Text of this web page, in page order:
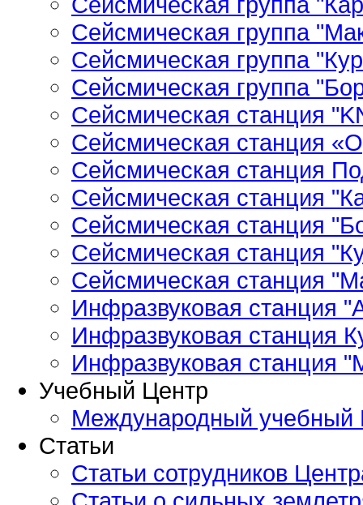
Сейсмическая группа
Сейсмическая группа
Сейсмическая группа
Сейсмическая станция
Сейсмическая станция
Сейсмическая станция
Сейсмическая станция
Сейсмическая станция
Сейсмическая станция
Сейсмическая станция
Инфразвуковая станция
Инфразвуковая станция
Инфразвуковая станция
Учебный Центр
Международный
Статьи
Статьи сотрудников